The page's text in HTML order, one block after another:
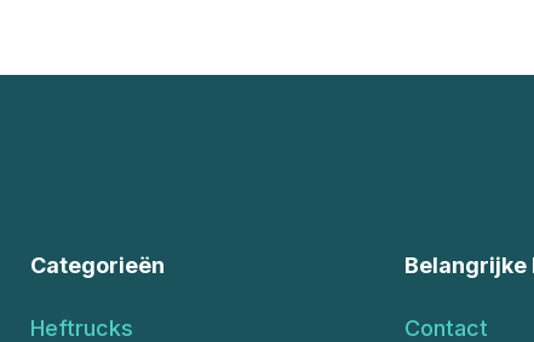
Categorieën
Heftrucks
Belangrijke
Contact